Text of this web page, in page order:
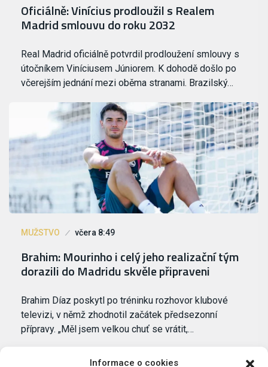
Informace o cookies
Oficiálně: Vinícius prodloužil s Realem
Madrid smlouvu do roku 2032
Real Madrid oficiálně potvrdil prodloužení smlouvy s
útočníkem Viníciusem Júniorem. K dohodě došlo po
včerejším jednání mezi oběma stranami. Brazilský…
MUŽSTVO včera 8:49
Brahim: Mourinho i celý jeho realizační tým
dorazili do Madridu skvěle připraveni
Brahim Díaz poskytl po tréninku rozhovor klubové
televizi, v němž zhodnotil začátek předsezonní
přípravy. „Měl jsem velkou chuť se vrátit,…